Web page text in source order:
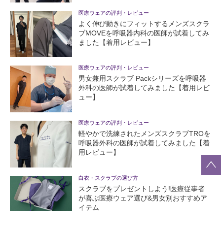
医療ウェアの評判・レビュー
よく伸び動きにフィットするメンズスクラ
ブMOVEを呼吸器内科の医師が試着してみ
ました【着用レビュー】
医療ウェアの評判・レビュー
男女兼用スクラブ Packシリーズを呼吸器
外科の医師が試着してみました【着用レビ
ュー】
医療ウェアの評判・レビュー
軽やかで洗練されたメンズスクラブTROを
呼吸器外科の医師が試着してみました【着
用レビュー】
白衣・スクラブの選び方
スクラブをプレゼントしよう!医療従事者
が喜ぶ医療ウェア選び&男女別おすすめア
イテム